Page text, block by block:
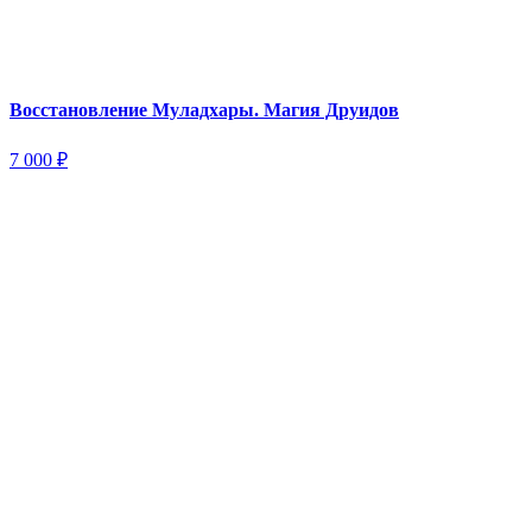
Восстановление Муладхары. Магия Друидов
7 000 ₽